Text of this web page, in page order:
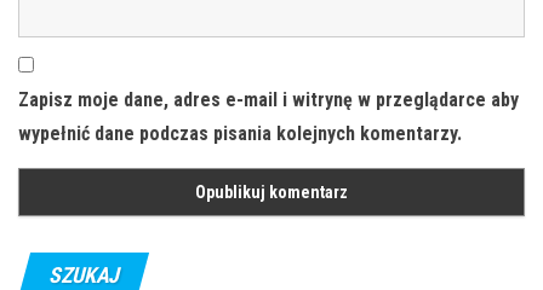
Zapisz moje dane, adres e-mail i witrynę w przeglądarce aby
wypełnić dane podczas pisania kolejnych komentarzy.
SZUKAJ